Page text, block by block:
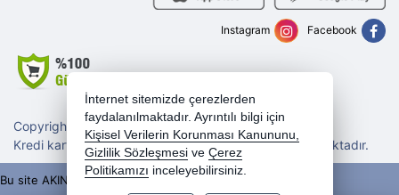
Copyright 2026 morotogrup.com - Tüm hakları saklıdır.
Kredi kartı bilgileriniz 256bit SSL sertifikası ile korunmaktadır.
Facebook
Instagram
Bu site AKINSOFT E-Ticaret ile hazırlanmıştır.
İnternet sitemizde çerezlerden
faydalanılmaktadır. Ayrıntılı bilgi için
Kişisel Verilerin Korunması Kanununu,
Gizlilik Sözleşmesi ve Çerez
Politikamızı inceleyebilirsiniz.